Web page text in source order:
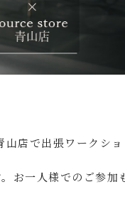
店で出張ワークショ
お一人様でのご参加